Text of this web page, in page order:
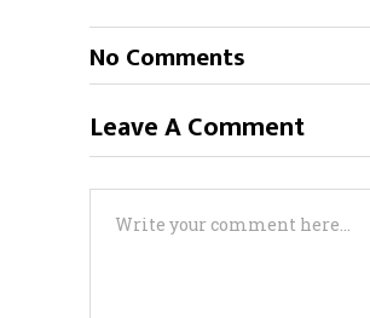
No Comments
Leave A Comment